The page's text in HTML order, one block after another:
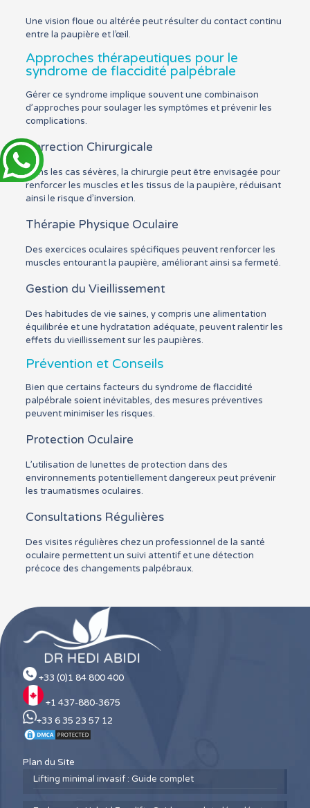
Une vision floue ou altérée peut résulter du contact continu
entre la paupière et l’œil.
Approches thérapeutiques pour le
syndrome de flaccidité palpébrale
Gérer ce syndrome implique souvent une combinaison
d’approches pour soulager les symptômes et prévenir les
complications.
Correction Chirurgicale
Dans les cas sévères, la chirurgie peut être envisagée pour
renforcer les muscles et les tissus de la paupière, réduisant
ainsi le risque d’inversion.
Thérapie Physique Oculaire
Des exercices oculaires spécifiques peuvent renforcer les
muscles entourant la paupière, améliorant ainsi sa fermeté.
Gestion du Vieillissement
Des habitudes de vie saines, y compris une alimentation
équilibrée et une hydratation adéquate, peuvent ralentir les
effets du vieillissement sur les paupières.
Prévention et Conseils
Bien que certains facteurs du syndrome de flaccidité
palpébrale soient inévitables, des mesures préventives
peuvent minimiser les risques.
Protection Oculaire
L’utilisation de lunettes de protection dans des
environnements potentiellement dangereux peut prévenir
les traumatismes oculaires.
Consultations Régulières
Des visites régulières chez un professionnel de la santé
oculaire permettent un suivi attentif et une détection
précoce des changements palpébraux.
+33 (0)1 84 800 400
+1 437-880-3675
+33 6 35 23 57 12
Plan du Site
Lifting minimal invasif : Guide complet